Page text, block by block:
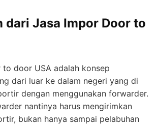
dari Jasa Impor Door to
door USA adalah konsep
dari luar ke dalam negeri yang di
dengan menggunakan forwarder.
nantinya harus mengirimkan
bukan hanya sampai pelabuhan